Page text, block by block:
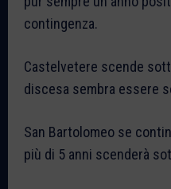
contingenza.
Castelvetere scende
discesa sembra essere
San Bartolomeo se
più di 5 anni scenderà